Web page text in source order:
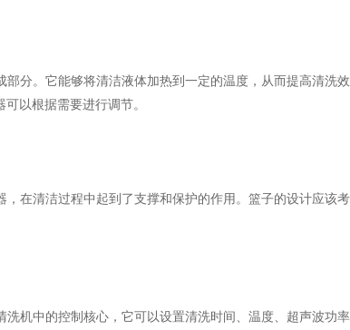
。它能够将清洁液体加热到一定的温度，从而提高清洗
以根据需要进行调节。
清洁过程中起到了支撑和保护的作用。篮子的设计应该
中的控制核心，它可以设置清洗时间、温度、超声波功